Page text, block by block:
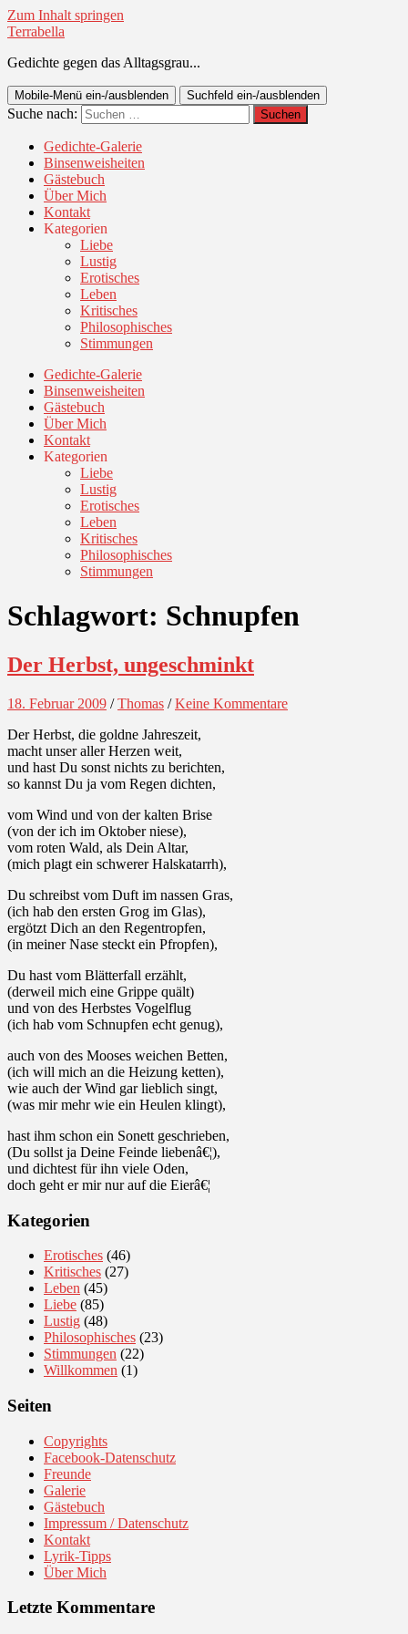
Zum Inhalt springen
Terrabella
Gedichte gegen das Alltagsgrau...
Mobile-Menü ein-/ausblenden Suchfeld ein-/ausblenden
Suche nach:
Gedichte-Galerie
Binsenweisheiten
Gästebuch
Über Mich
Kontakt
Kategorien
Liebe
Lustig
Erotisches
Leben
Kritisches
Philosophisches
Stimmungen
Gedichte-Galerie
Binsenweisheiten
Gästebuch
Über Mich
Kontakt
Kategorien
Liebe
Lustig
Erotisches
Leben
Kritisches
Philosophisches
Stimmungen
Schlagwort: Schnupfen
Der Herbst, ungeschminkt
18. Februar 2009 /Thomas /Keine Kommentare
Der Herbst, die goldne Jahreszeit,
macht unser aller Herzen weit,
und hast Du sonst nichts zu berichten,
so kannst Du ja vom Regen dichten,
vom Wind und von der kalten Brise
(von der ich im Oktober niese),
vom roten Wald, als Dein Altar,
(mich plagt ein schwerer Halskatarrh),
Du schreibst vom Duft im nassen Gras,
(ich hab den ersten Grog im Glas),
ergötzt Dich an den Regentropfen,
(in meiner Nase steckt ein Pfropfen),
Du hast vom Blätterfall erzählt,
(derweil mich eine Grippe quält)
und von des Herbstes Vogelflug
(ich hab vom Schnupfen echt genug),
auch von des Mooses weichen Betten,
(ich will mich an die Heizung ketten),
wie auch der Wind gar lieblich singt,
(was mir mehr wie ein Heulen klingt),
hast ihm schon ein Sonett geschrieben,
(Du sollst ja Deine Feinde liebenâ€¦),
und dichtest für ihn viele Oden,
doch geht er mir nur auf die Eierâ€¦
Kategorien
Erotisches (46)
Kritisches (27)
Leben (45)
Liebe (85)
Lustig (48)
Philosophisches (23)
Stimmungen (22)
Willkommen (1)
Seiten
Copyrights
Facebook-Datenschutz
Freunde
Galerie
Gästebuch
Impressum / Datenschutz
Kontakt
Lyrik-Tipps
Über Mich
Letzte Kommentare